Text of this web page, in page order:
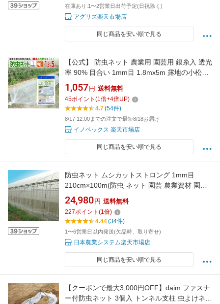
在庫あり:1〜2営業日出荷予定(日祝除く)
アグリズ楽天市場店
同じ商品を安い順で見る
【公式】 防虫ネット 農業用 園芸用 銀糸入 透光
率 90% 目合い 1mm目 1.8mx5m 露地の小松菜
ホウレンソウ キャベツ レタス 白菜等葉物葉物
アブラムシ 青虫その他の害虫対策【代引き対
象】 【ダイオブランド】
1,057 円 送料無料
45ポイント (1倍+4倍UP)
4.7(54件)
8/17 12:00までの注文で最短8/18お届け
イノベックス 楽天市場店
同じ商品を安い順で見る
防虫ネット ムシカットストロング 1mm目
210cm×100m(防虫 ネット 園芸 農業資材 園芸
用品 農業 畑 農業用 家庭菜園 虫除けネット 虫
よけネット 防虫網 ガーデニング用品 有機栽培
菜園用 トンネル ビニールハウス ビニール ハウ
ス 無農薬栽培 減農薬栽培)
24,980 円 送料無料
227ポイント (1倍)
4.44(34件)
1〜6営業日以内発送(欠品時、取り寄せ)
日本農業システム楽天市場店
同じ商品を安い順で見る
【クーポンで最大3,000円OFF】daim ファスナ
ー付防虫ネット 3個入 トンネル支柱 虫よけネッ